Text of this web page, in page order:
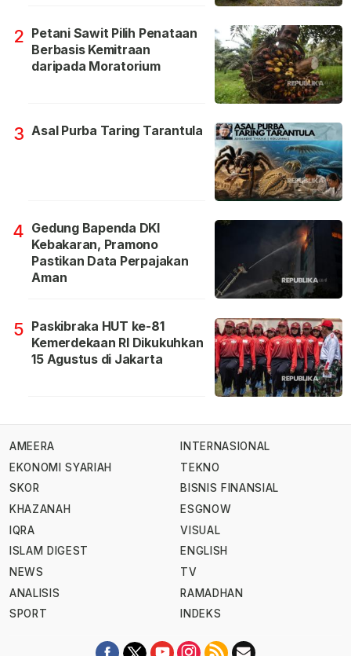
2 Petani Sawit Pilih Penataan
Berbasis Kemitraan
daripada Moratorium
3 Asal Purba Taring Tarantula
4 Gedung Bapenda DKI
Kebakaran, Pramono
Pastikan Data Perpajakan
Aman
5 Paskibraka HUT ke-81
Kemerdekaan RI Dikukuhkan
15 Agustus di Jakarta
AMEERA
EKONOMI SYARIAH
SKOR
KHAZANAH
IQRA
ISLAM DIGEST
NEWS
ANALISIS
SPORT
INTERNASIONAL
TEKNO
BISNIS FINANSIAL
ESGNOW
VISUAL
ENGLISH
TV
RAMADHAN
INDEKS